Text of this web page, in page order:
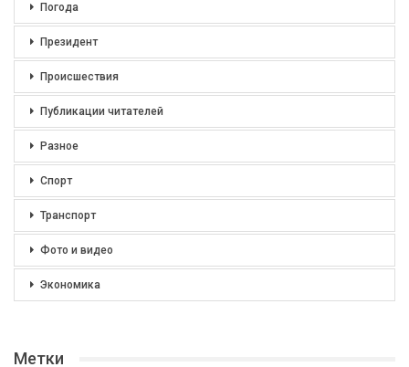
Погода
Президент
Происшествия
Публикации читателей
Разное
Спорт
Транспорт
Фото и видео
Экономика
Метки